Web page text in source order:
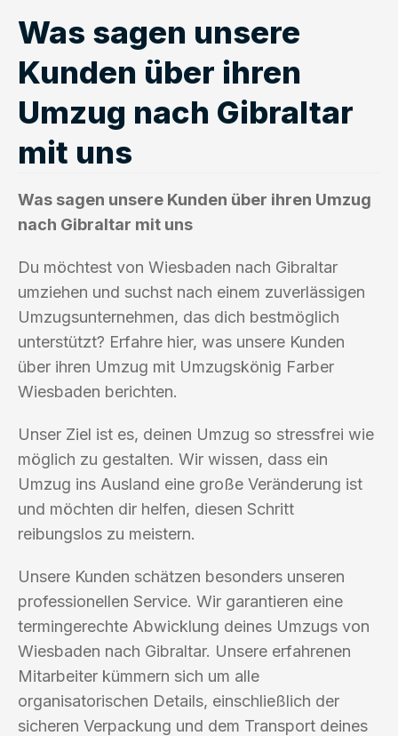
Was sagen unsere
Kunden über ihren
Umzug nach Gibraltar
mit uns
Was sagen unsere Kunden über ihren Umzug
nach Gibraltar mit uns
Du möchtest von Wiesbaden nach Gibraltar
umziehen und suchst nach einem zuverlässigen
Umzugsunternehmen, das dich bestmöglich
unterstützt? Erfahre hier, was unsere Kunden
über ihren Umzug mit Umzugskönig Farber
Wiesbaden berichten.
Unser Ziel ist es, deinen Umzug so stressfrei wie
möglich zu gestalten. Wir wissen, dass ein
Umzug ins Ausland eine große Veränderung ist
und möchten dir helfen, diesen Schritt
reibungslos zu meistern.
Unsere Kunden schätzen besonders unseren
professionellen Service. Wir garantieren eine
termingerechte Abwicklung deines Umzugs von
Wiesbaden nach Gibraltar. Unsere erfahrenen
Mitarbeiter kümmern sich um alle
organisatorischen Details, einschließlich der
sicheren Verpackung und dem Transport deines